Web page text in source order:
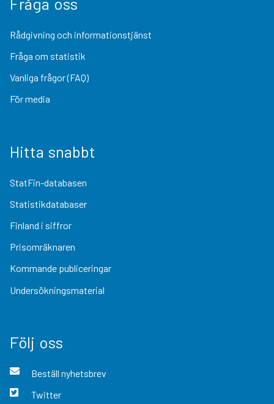
Rådgivning och informationstjänst
Fråga om statistik
Vanliga frågor (FAQ)
För media
Hitta snabbt
StatFin-databasen
Statistikdatabaser
Finland i siffror
Prisomräknaren
Kommande publiceringar
Undersökningsmaterial
Följ oss
Beställ nyhetsbrev
Twitter